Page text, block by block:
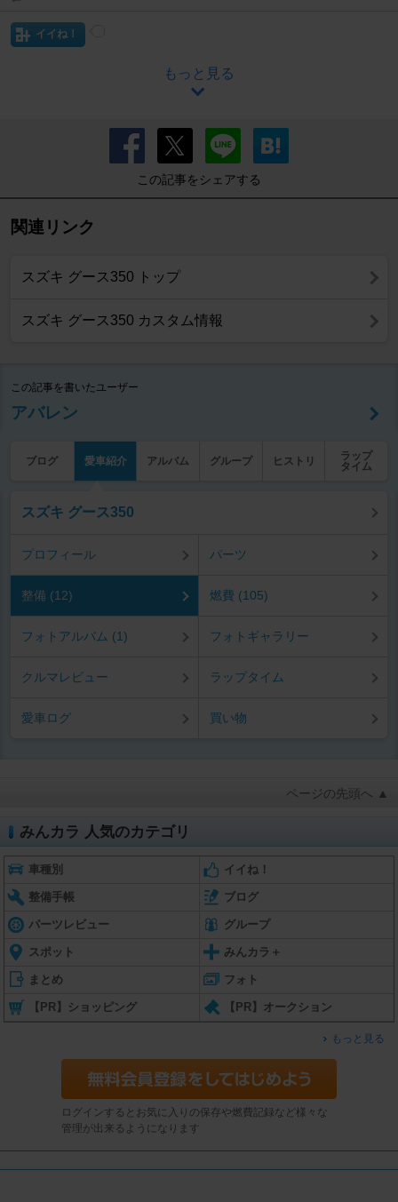
イイね！
もっと見る
この記事をシェアする
関連リンク
スズキ グース350 トップ
スズキ グース350 カスタム情報
この記事を書いたユーザー
アバレン
ブログ 愛車紹介 アルバム グループ ヒストリ
ラップ
タイム
スズキ グース350
プロフィール パーツ
整備 (12) 燃費 (105)
フォトアルバム (1) フォトギャラリー
クルマレビュー ラップタイム
愛車ログ 買い物
ページの先頭へ ▲
みんカラ 人気のカテゴリ
車種別 イイね！
整備手帳 ブログ
パーツレビュー グループ
スポット みんカラ＋
まとめ フォト
【PR】ショッピング 【PR】オークション
もっと見る
ログインするとお気に入りの保存や燃費記録など様々な
管理が出来るようになります